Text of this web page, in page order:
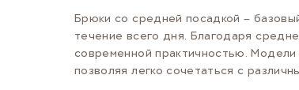
Брюки со средней посадкой –
течение всего дня. Благодаря
современной практичностью.
позволяя легко сочетаться с